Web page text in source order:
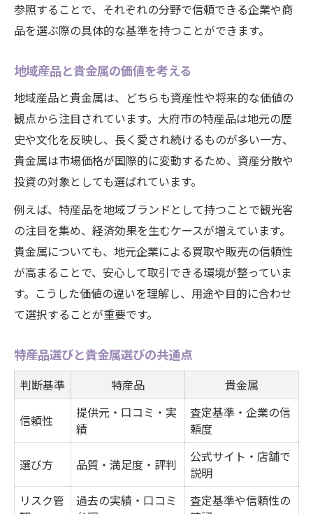
参照することで、それぞれの分野で信頼できる企業や商
品を選ぶ際の具体的な基準を持つことができます。
地域産品と貴金属の価値を考える
地域産品と貴金属は、どちらも資産性や将来的な価値の
観点から注目されています。大府市の特産品は地元の歴
史や文化を反映し、長く愛され続けるものが多い一方、
貴金属は市場価格が国際的に変動するため、資産分散や
投資の対象としても選ばれています。
例えば、特産品を地域ブランドとして持つことで観光客
の注目を集め、経済効果を生むケースが増えています。
貴金属についても、地元企業による買取や販売の信頼性
が高まることで、安心して取引できる環境が整っていま
す。こうした価値の違いを理解し、用途や目的に合わせ
て選択することが重要です。
特産品選びと貴金属選びの共通点
判断基準 特産品 貴金属
信頼性
提供元・口コミ・実
績
査定基準・企業の信
頼度
選び方 品質・満足度・評判
公式サイト・店舗で
説明
リスク管
過去の実績・口コミ
査定基準や信頼性の